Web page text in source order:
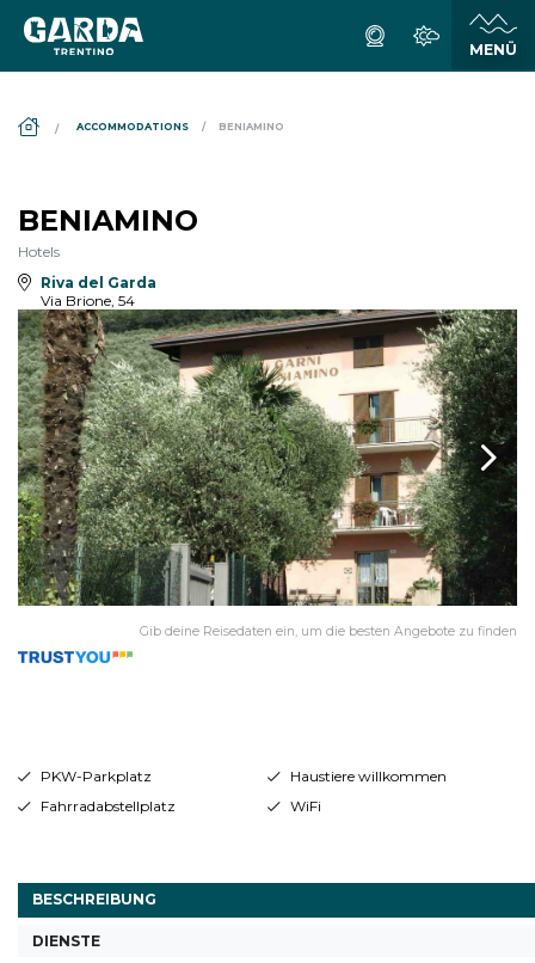
ACCOMMODATIONS BENIAMINO
BENIAMINO
Hotels
Riva del Garda
Via Brione, 54
Gib deine Reisedaten ein, um die besten Angebote zu finden
PKW-Parkplatz
Haustiere willkommen
Fahrradabstellplatz
WiFi
BESCHREIBUNG
DIENSTE